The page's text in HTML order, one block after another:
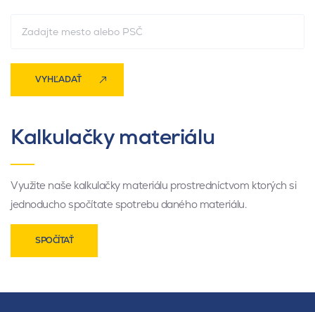
VYHĽADAŤ
Kalkulačky materiálu
Využite naše kalkulačky materiálu prostredníctvom ktorých si
jednoducho spočítate spotrebu daného materiálu.
SPOČÍTAŤ